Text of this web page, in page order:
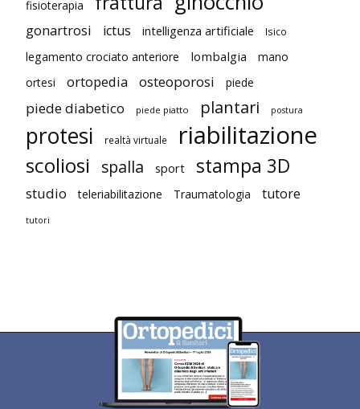
fisioterapia
gonartrosi ictus intelligenza artificiale Isico
legamento crociato anteriore lombalgia
mano
ortesi
ortopedia osteoporosi piede
piede diabetico piede piatto plantari postura
protesi realtà virtuale riabilitazione
scoliosi spalla sport stampa 3D
studio teleriabilitazione Traumatologia tutore
tutori